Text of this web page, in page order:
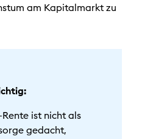
am Kapitalmarkt zu
ist nicht als
gedacht,